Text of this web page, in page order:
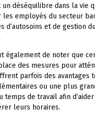
déséquilibre dans la vie
employés du secteur
d’autosoins et de gestion
également de noter que
des mesures pour
parfois des avantages
ou une plus
temps de travail afin
leurs horaires.